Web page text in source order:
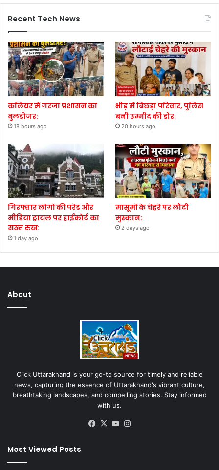
Recent Tech News
कलियर में गरजा प्रशासन का
बुलडोजर:
18 hours ago
भीड़ में बिछड़ा परिवार, पुलिस
बनी उम्मीद की डोर:
20 hours ago
गिरफ्तार लोगों की परेड और
मीडिया ट्रायल पर हाईकोर्ट का
सख्त रुख:
1 day ago
मासूमों के चेहरे पर लौटी
मुस्कान:
2 days ago
About
Click Uttarakhand is your go-to source for timely and reliable
news, capturing the essence of Uttarakhand's vibrant culture,
breathtaking landscapes, and compelling stories. Stay informed
with us.
Facebook
X YouTube
Most Viewed Posts